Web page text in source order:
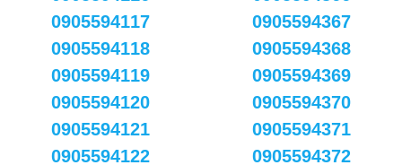
0905594117
0905594118
0905594119
0905594120
0905594121
0905594122
0905594367
0905594368
0905594369
0905594370
0905594371
0905594372